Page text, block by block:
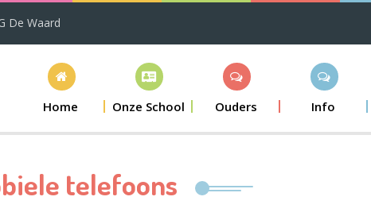
De Waard
Home Onze School Ouders Info
telefoons